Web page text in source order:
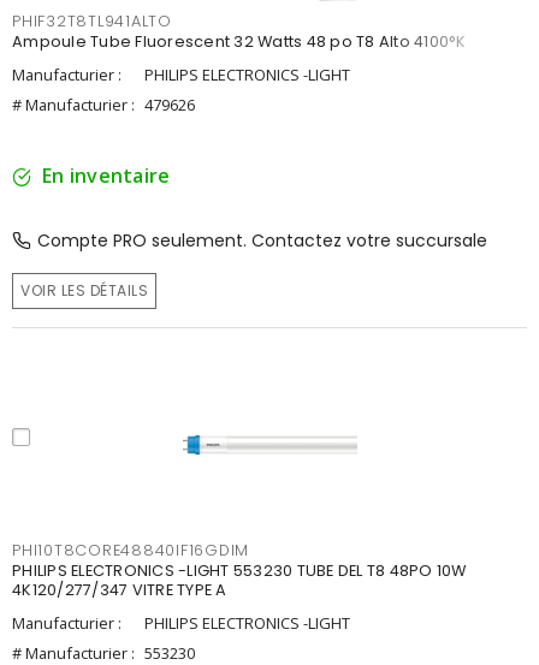
PHIF32T8TL941ALTO
Ampoule Tube Fluorescent 32 Watts 48 po T8 Alto 4100°K
Manufacturier :
PHILIPS ELECTRONICS -LIGHT
# Manufacturier : 479626
En inventaire
Compte PRO seulement. Contactez votre succursale
VOIR LES DÉTAILS
PHI10T8CORE48840IF16GDIM
PHILIPS ELECTRONICS -LIGHT 553230 TUBE DEL T8 48PO 10W
4K120/277/347 VITRE TYPE A
Manufacturier :
PHILIPS ELECTRONICS -LIGHT
# Manufacturier : 553230